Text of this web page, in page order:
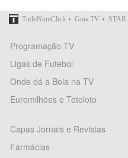
TudoNumClick › Guia TV › STAR
Programação TV
Ligas de Futebol
Onde dá a Bola na TV
Euromilhões e Totoloto
Capas Jornais e Revistas
Farmácias